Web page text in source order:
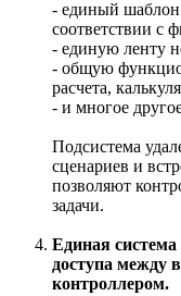
- единый шаблон
соответствии с
- единую ленту
- общую
расчета,
- и многое
Подсистема
сценариев и
позволяют
задачи.
Единая система
доступа между
контроллером.